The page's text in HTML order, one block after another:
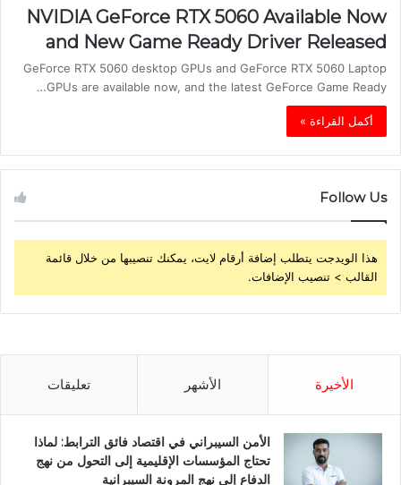
NVIDIA GeForce RTX 5060 Available Now
and New Game Ready Driver Released
GeForce RTX 5060 desktop GPUs and GeForce RTX 5060 Laptop
GPUs are available now, and the latest GeForce Game Ready…
أكمل القراءة »
Follow Us
هذا الويدجت يتطلب إضافة أرقام لايت، يمكنك تنصيبها من خلال قائمة
القالب > تنصيب الإضافات.
الأخيرة الأشهر تعليقات
الأمن السيبراني في اقتصاد فائق الترابط: لماذا
تحتاج المؤسسات الإقليمية إلى التحول من نهج
الدفاع إلى نهج المرونة السيبرانية